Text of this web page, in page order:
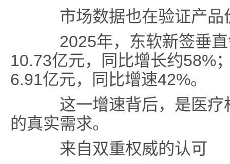
市场数据也在验证产品
2025年，东软新签垂直
10.73亿元，同比增长约58%
6.91亿元，同比增速42%。
这一增速背后，是医疗
的真实需求。
来自双重权威的认可